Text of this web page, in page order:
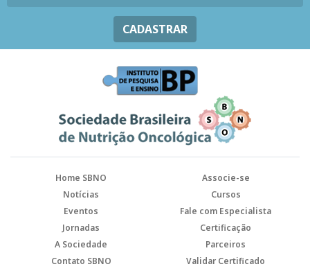
CADASTRAR
Home SBNO
Associe-se
Notícias
Cursos
Eventos
Fale com Especialista
Jornadas
Certificação
A Sociedade
Parceiros
Contato SBNO
Validar Certificado